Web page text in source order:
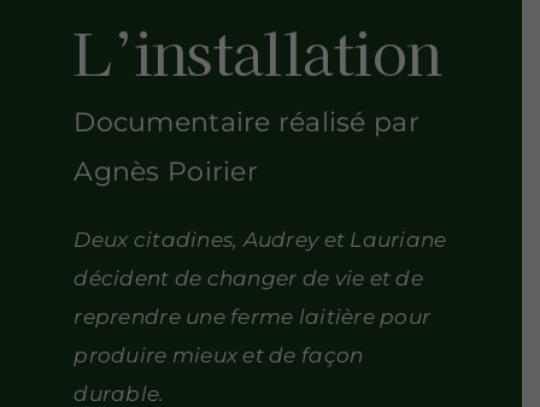
L’installation
Documentaire réalisé par
Agnès Poirier
Deux citadines, Audrey et Lauriane
décident de changer de vie et de
reprendre une ferme laitière pour
produire mieux et de façon
durable.